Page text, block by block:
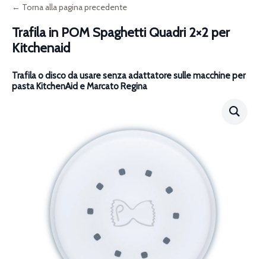
← Torna alla pagina precedente
Trafila in POM Spaghetti Quadri 2×2 per
Kitchenaid
Trafila o disco da usare senza adattatore sulle macchine per
pasta KitchenAid e Marcato Regina